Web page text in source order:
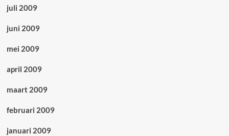
juli 2009
juni 2009
mei 2009
april 2009
maart 2009
februari 2009
januari 2009